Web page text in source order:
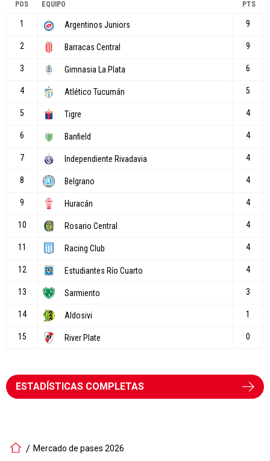
ESTADÍSTICAS COMPLETAS
Mercado de pases 2026